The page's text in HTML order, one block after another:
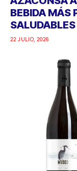
BEBIDA MÁS
SALUDABLES
22 JULIO, 2026